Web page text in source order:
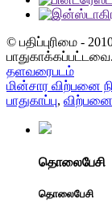
© பதிப்புரிமை -
பாதுகாக்கப்பட்டவை.
தளவரைபடம்
மின்சார விற்பனை
பாதுகாப்பு,
தொலைபேசி
தொலைபேசி